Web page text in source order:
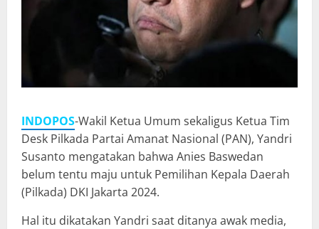
INDOPOS-Wakil Ketua Umum sekaligus Ketua Tim
Desk Pilkada Partai Amanat Nasional (PAN), Yandri
Susanto mengatakan bahwa Anies Baswedan
belum tentu maju untuk Pemilihan Kepala Daerah
(Pilkada) DKI Jakarta 2024.
Hal itu dikatakan Yandri saat ditanya awak media,